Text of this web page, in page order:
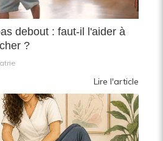
debout : faut-il l'aider à
?
Lire l'article